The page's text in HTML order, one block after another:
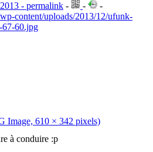
- permalink - -
-
content/uploads/2013/12/ufunk-
67-60.jpg
Image, 610 × 342 pixels)
à conduire :p